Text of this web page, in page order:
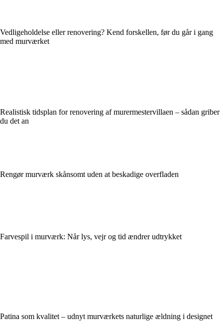
Vedligeholdelse eller renovering? Kend forskellen, før du går i gang
med murværket
Realistisk tidsplan for renovering af murermestervillaen – sådan griber
du det an
Rengør murværk skånsomt uden at beskadige overfladen
Farvespil i murværk: Når lys, vejr og tid ændrer udtrykket
Patina som kvalitet – udnyt murværkets naturlige ældning i designet